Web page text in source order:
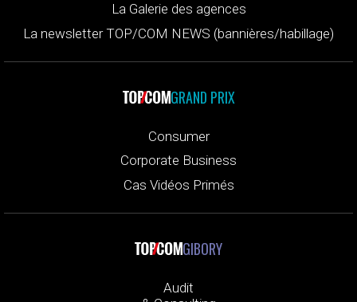
La Galerie des agences
La newsletter TOP/COM NEWS (bannières/habillage)
GRAND PRIX
Consumer
Corporate Business
Cas Vidéos Primés
GIBORY
Audit